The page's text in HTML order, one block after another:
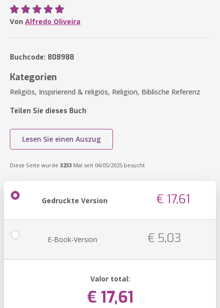
Von Alfredo Oliveira
Buchcode: 808988
Kategorien
Religiös, Inspirierend & religiös, Religion, Biblische Referenz
Teilen Sie dieses Buch
Lesen Sie einen Auszug
Diese Seite wurde 3233 Mal seit 04/05/2025 besucht
Gedruckte Version € 17,61
E-Book-Version € 5,03
Valor total:
€ 17,61